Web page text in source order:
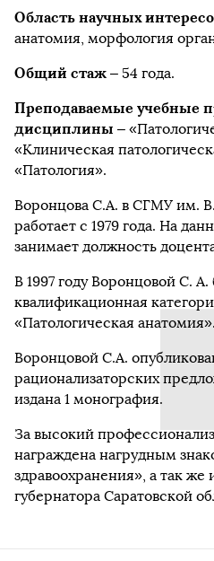
Область научных
анатомия, морфология
Общий стаж – 54 года.
Преподаваемые учебные
дисциплины –
«Клиническая
«Патология».
Воронцова С.А. в СГМУ им.
работает с 1979 года. На
занимает должность
В 1997 году Воронцовой С.
квалификационная
«Патологическая анатомия».
Воронцовой С.А.
рационализаторских
издана 1 монография.
За высокий
награждена нагрудным
здравоохранения», а так же
губернатора Саратовской